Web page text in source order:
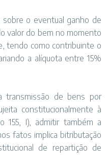
sobre o eventual ganho de
valor do bem no momento
tendo como contribuinte o
a alíquota entre 15%
transmissão de bens por
constitucionalmente à
155, I), admitir também a
fatos implica bitributação
de repartição de